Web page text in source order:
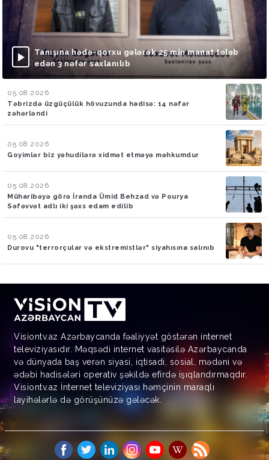
Tanışına hədə-qorxu gələrək 25 min manat tələb
edən 3 nəfər saxlanılıb
05.08.2026
Təbrizdə üzgüçülük hövuzunda hadisə: 14 nəfər
zəhərləndi
05.08.2026
Goyimlər biz yəhudilərə xidmət etməyə məhkumdur
05.08.2026
Müharibəyə görə İranda Ümid Behzad və Pourya
Səfəvvət adlı iki şəxs edam edilib
05.08.2026
Durovu "terrorçular və ekstremistlər" siyahısına salınıb
Visiontv.az Azərbaycanda fəaliyyət göstərən internet
televiziyasıdır. Məqsədi internet vasitəsilə Azərbaycanda
və dünyada baş verən siyasi, iqtisadi, sosial, mədəni və
ədəbi hadisələri operativ şəkildə efirdə işıqlandırmaqdır.
Visiontv.az İnternet televiziyası həmçinin maraqlı
layihələrlə də görüşünüzə gələcək.